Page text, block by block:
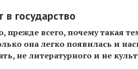
государство
всего, почему такая
она легко появилась и
не литературного и не